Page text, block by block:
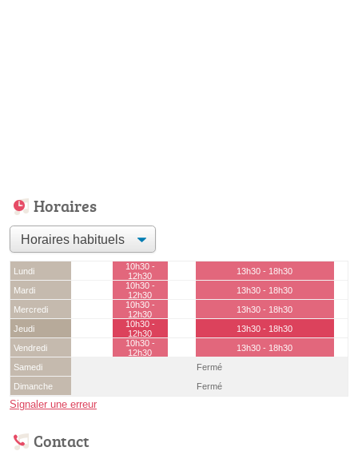
Horaires
Lundi
10h30 -
12h30
13h30 - 18h30
Mardi
10h30 -
12h30
13h30 - 18h30
Mercredi
10h30 -
12h30
13h30 - 18h30
Jeudi
10h30 -
12h30
13h30 - 18h30
Vendredi
10h30 -
12h30
13h30 - 18h30
Samedi
Fermé
Dimanche
Fermé
Signaler une erreur
Contact